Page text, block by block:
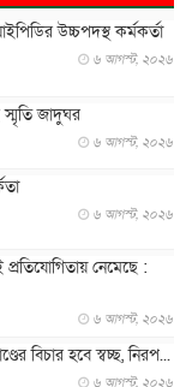
উচ্চপদস্থ কর্মকর্তা
৬ আগস্ট, ২০২৬
জাদুঘর
৬ আগস্ট, ২০২৬
৬ আগস্ট, ২০২৬
নেমেছে :
৬ আগস্ট, ২০২৬
বিচার হবে স্বচ্ছ, নিরপ...
৬ আগস্ট, ২০২৬